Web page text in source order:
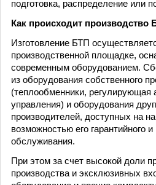
подготовка, распределение или
Как происходит производство
Изготовление БТП
производственной площадке,
современным оборудованием.
из оборудования собственного
(теплообменники,
управления) и оборудования
производителей, доступных на
возможностью его гарантийного и
обслуживания.
При этом за счет высокой доли
производства и эксклюзивных